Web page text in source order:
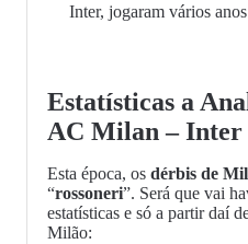
Inter, jogaram vários
Estatísticas a
AC Milan – Inter
Esta época, os dérbis de
“rossoneri”. Será que vai
estatísticas e só a partir daí
Milão: